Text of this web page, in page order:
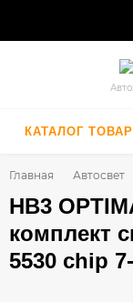
КАТАЛОГ
Главная Автосвет
HB3
комплект
5530 chip